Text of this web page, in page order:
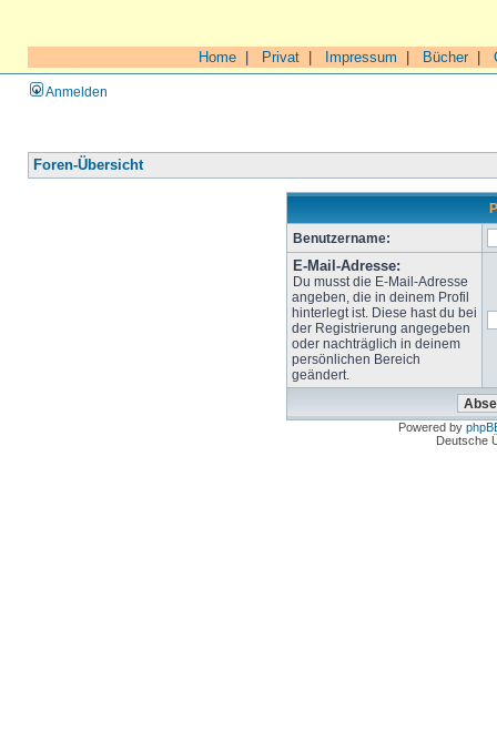
Home Privat Impressum Bücher|
Anmelden
Foren-Übersicht
Benutzername:
E-Mail-Adresse:
Du musst die E-Mail-Adresse
angeben, die in deinem Profil
hinterlegt ist. Diese hast du bei
der Registrierung angegeben
oder nachträglich in deinem
persönlichen Bereich
geändert.
Powered by
Deutsche